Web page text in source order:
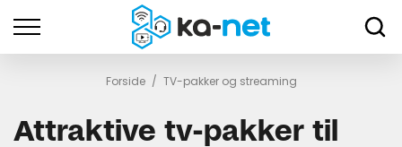
Forside / TV-pakker og streaming
Attraktive tv-pakker til